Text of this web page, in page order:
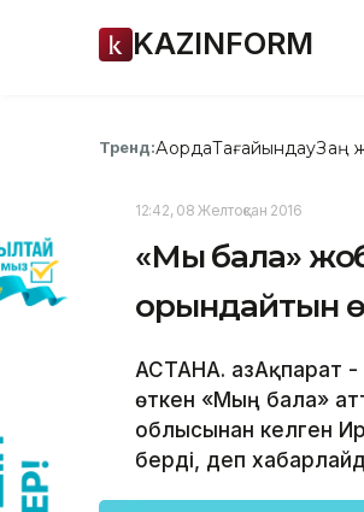
KAZINFORM
Тренд:АқордаТағайындауЗаң
12:42, 08 Желтоқсан 2016
«Мың бала»
орындайтын
АСТАНА. ҚазАқпарат
өткен «Мың бала»
облысынан келген
берді, деп